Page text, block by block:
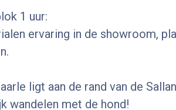
1 uur:
ervaring in de showroom,
ligt aan de rand van de
wandelen met de hond!